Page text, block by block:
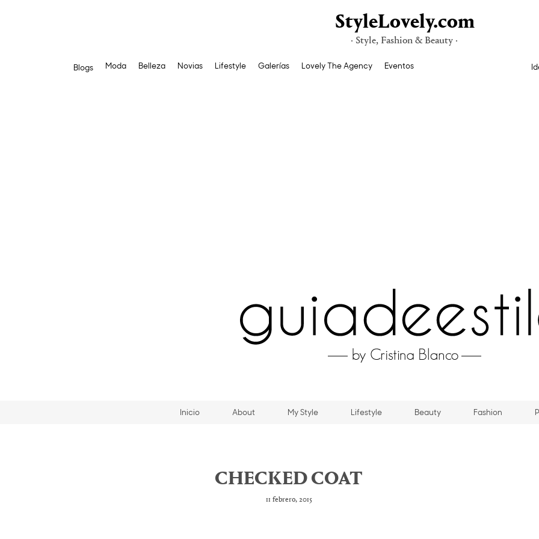
StyleLovely.com
· Style, Fashion & Beauty ·
Blogs Moda Belleza Novias Lifestyle Galerías Lovely The Agency Eventos
Inicio About My Style Lifestyle Beauty Fashion
CHECKED COAT
11 febrero, 2015